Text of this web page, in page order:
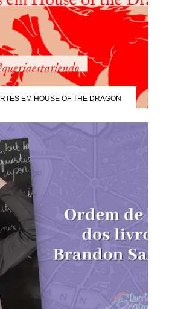
EM HOUSE OF THE DRAGON